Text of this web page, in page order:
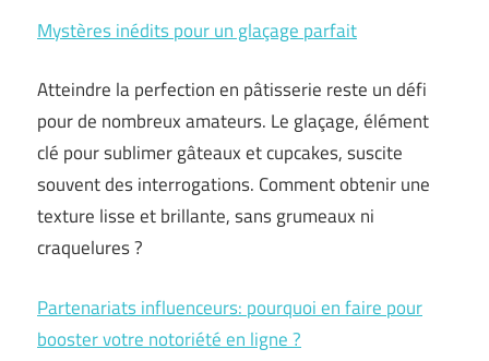
Mystères inédits pour un glaçage parfait
Atteindre la perfection en pâtisserie reste un défi
pour de nombreux amateurs. Le glaçage, élément
clé pour sublimer gâteaux et cupcakes, suscite
souvent des interrogations. Comment obtenir une
texture lisse et brillante, sans grumeaux ni
craquelures ?
Partenariats influenceurs: pourquoi en faire pour
booster votre notoriété en ligne ?